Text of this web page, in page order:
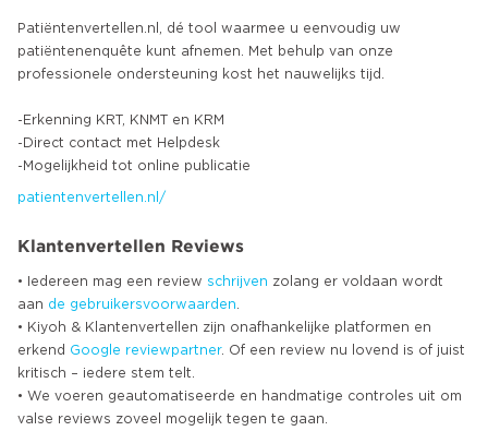
Patiëntenvertellen.nl, dé tool waarmee u eenvoudig uw
patiëntenenquête kunt afnemen. Met behulp van onze
professionele ondersteuning kost het nauwelijks tijd.
-Erkenning KRT, KNMT en KRM
-Direct contact met Helpdesk
patientenvertellen.nl/
Klantenvertellen Reviews
• Iedereen mag een review schrijven zolang er voldaan wordt
aan de gebruikersvoorwaarden
• Kiyoh & Klantenvertellen zijn onafhankelijke platformen en
erkend Google reviewpartner. Of een review nu lovend is of juist
kritisch – iedere stem telt.
• We voeren geautomatiseerde en handmatige controles uit om
valse reviews zoveel mogelijk tegen te gaan.